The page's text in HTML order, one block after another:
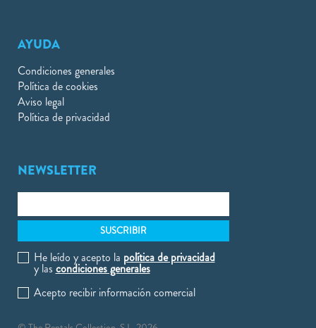
AYUDA
Condiciones generales
Política de cookies
Aviso legal
Política de privacidad
NEWSLETTER
He leído y acepto la política de privacidad
y las condiciones generales
Acepto recibir información comercial